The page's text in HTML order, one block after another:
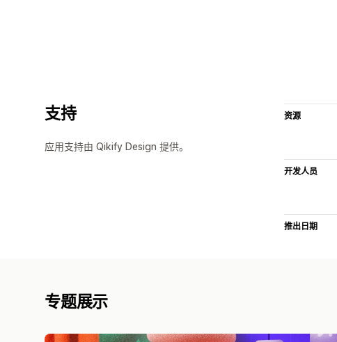
支持
应用支持由 Qikify Design 提供。
资源
开发人员
推出日期
专题展示